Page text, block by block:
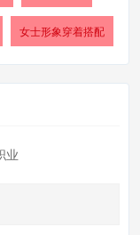
女士形象穿着搭配
业